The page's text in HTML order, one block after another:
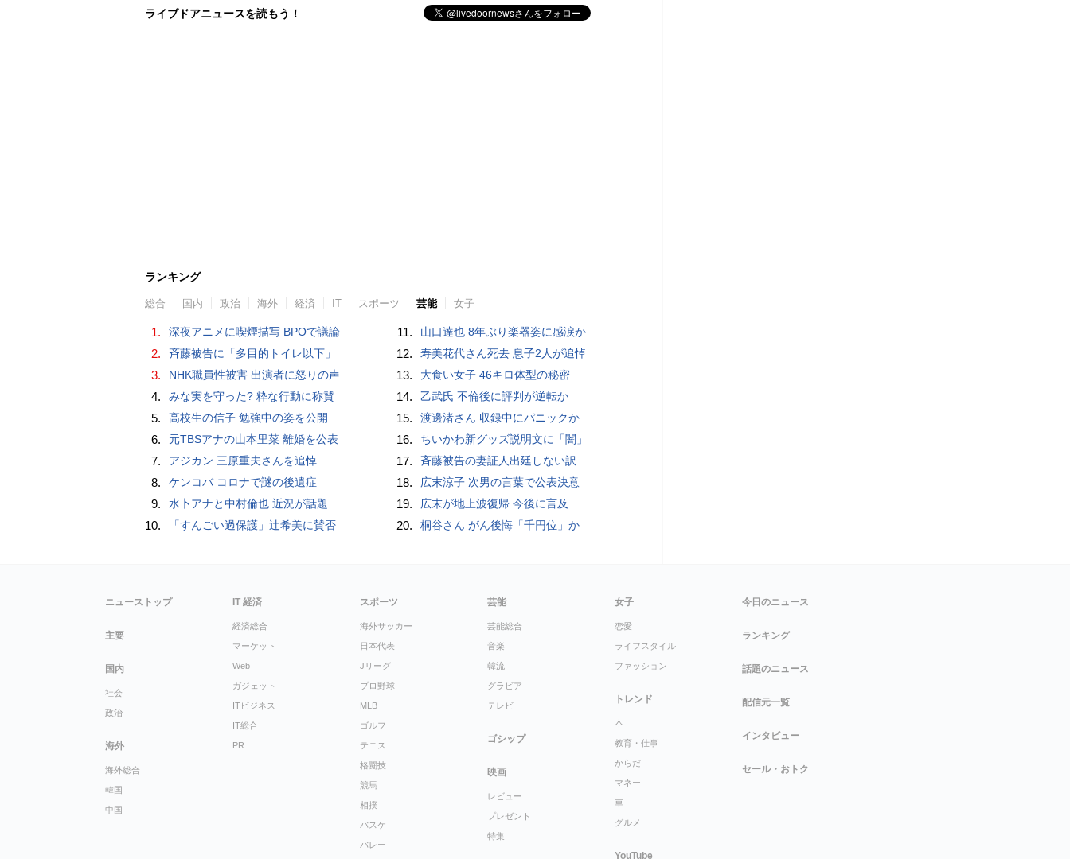
ライブドアニュースを読もう！
ランキング
総合 国内 政治 海外 経済 IT スポーツ 芸能 女子
1. 深夜アニメに喫煙描写 BPOで議論
2. 斉藤被告に「多目的トイレ以下」
3. NHK職員性被害 出演者に怒りの声
4. みな実を守った? 粋な行動に称賛
5. 高校生の信子 勉強中の姿を公開
6. 元TBSアナの山本里菜 離婚を公表
7. アジカン 三原重夫さんを追悼
8. ケンコバ コロナで謎の後遺症
9. 水卜アナと中村倫也 近況が話題
10. 「すんごい過保護」辻希美に賛否
11. 山口達也 8年ぶり楽器姿に感涙か
12. 寿美花代さん死去 息子2人が追悼
13. 大食い女子 46キロ体型の秘密
14. 乙武氏 不倫後に評判が逆転か
15. 渡邊渚さん 収録中にパニックか
16. ちいかわ新グッズ説明文に「闇」
17. 斉藤被告の妻証人出廷しない訳
18. 広末涼子 次男の言葉で公表決意
19. 広末が地上波復帰 今後に言及
20. 桐谷さん がん後悔「千円位」か
ニューストップ
主要
国内
社会
政治
海外
海外総合
韓国
中国
IT 経済
経済総合
マーケット
Web
ガジェット
ITビジネス
IT総合
PR
スポーツ
海外サッカー
日本代表
Jリーグ
プロ野球
MLB
ゴルフ
テニス
格闘技
競馬
相撲
バスケ
バレー
芸能
芸能総合
音楽
韓流
グラビア
テレビ
ゴシップ
映画
レビュー
プレゼント
特集
女子
恋愛
ライフスタイル
ファッション
トレンド
本
教育・仕事
からだ
マネー
車
グルメ
YouTube
今日のニュース
ランキング
話題のニュース
配信元一覧
インタビュー
セール・おトク